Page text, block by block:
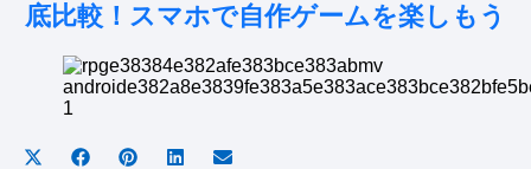
底比較！スマホで自作ゲームを楽しもう
Share Share Share
Share